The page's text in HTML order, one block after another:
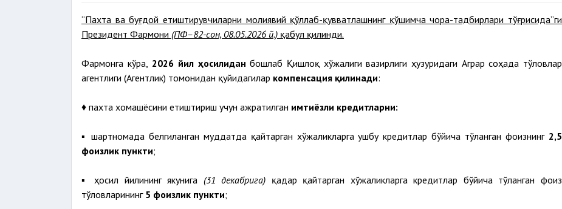
“Пахта ва буғдой етиштирувчиларни молиявий қўллаб-қувватлашнинг қўшимча чора-тадбирлари тўғрисида”ги
Президент Фармони (ПФ–82-сон, 08.05.2026 й.) қабул қилинди.
Фармонга кўра, 2026 йил ҳосилиданбошлаб Қишлоқ хўжалиги вазирлиги ҳузуридаги Аграр соҳада тўловлар
агентлиги (Агентлик) томонидан қуйидагилар компенсация қилинади:
♦ пахта хомашёсини етиштириш учун ажратилган имтиёзли кредитларни:
▪️ шартномада белгиланган муддатда қайтарган хўжаликларга ушбу кредитлар бўйича тўланган фоизнинг 2,5
фоизлик пункти;
▪️ ҳосил йилининг якунига (31 декабрига) қадар қайтарган хўжаликларга кредитлар бўйича тўланган фоиз
тўловларининг 5 фоизлик пункти;